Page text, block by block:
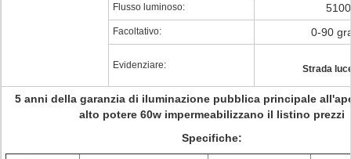
Flusso luminoso: 5100
Facoltativo: 0-90
Evidenziare: Strada
5 anni della garanzia di iluminazione pubblica principale
alto potere 60w impermeabilizzano il listino prezzi
Specifiche: